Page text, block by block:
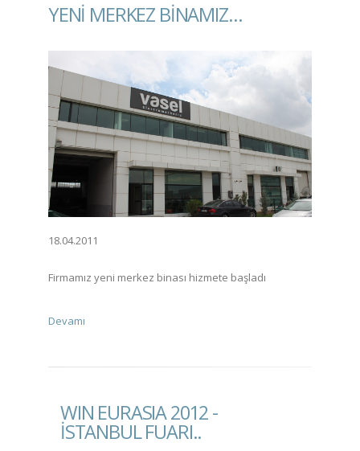
YENI MERKEZ BINAMIZ…
18.04.2011
Firmamız yeni merkez binası hizmete başladı
Devamı
WIN EURASIA 2012 -
İSTANBUL FUARI..